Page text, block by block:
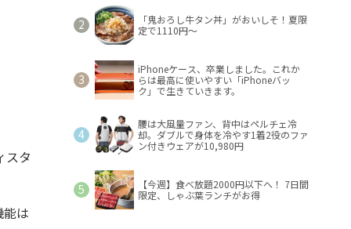
スタ
は
「鬼おろし牛タン丼」がおいしそ！夏限
定で1110円～
iPhoneケース、卒業しました。これか
らは最高に使いやすい「iPhoneバッ
ク」で生きていきます。
腰は大風量ファン、背中はペルチェ冷
却。ダブルで身体を冷やす1着2役のファ
ン付きウェアが10,980円
【今週】食べ放題2000円以下へ！ 7日間
限定、しゃぶ葉ランチがお得